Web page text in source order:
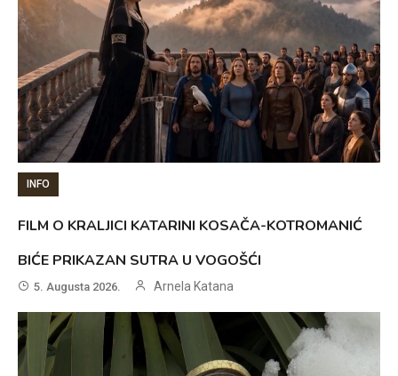
INFO
FILM O KRALJICI KATARINI KOSAČA-KOTROMANIĆ
BIĆE PRIKAZAN SUTRA U VOGOŠĆI
5. Augusta 2026. Arnela Katana